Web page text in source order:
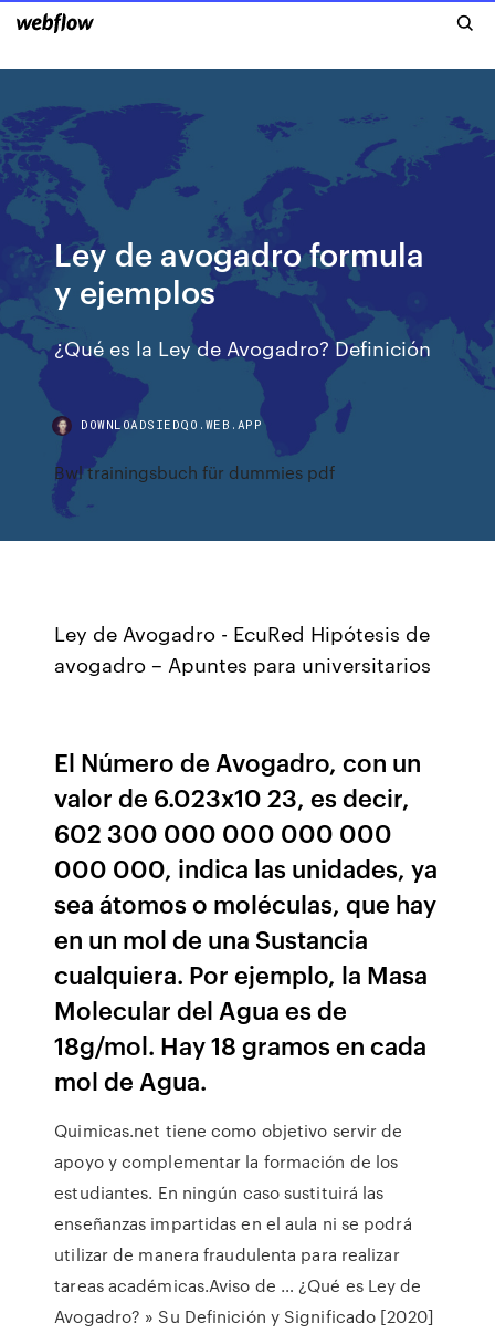
Ley de avogadro formula
y ejemplos
¿Qué es la Ley de Avogadro? Definición
DOWNLOADSIEDQO.WEB.APP
Bwl trainingsbuch für dummies pdf
Ley de Avogadro - EcuRed Hipótesis de
avogadro – Apuntes para universitarios
El Número de Avogadro, con un
valor de 6.023x10 23, es decir,
602 300 000 000 000 000
000 000, indica las unidades, ya
sea átomos o moléculas, que hay
en un mol de una Sustancia
cualquiera. Por ejemplo, la Masa
Molecular del Agua es de
18g/mol. Hay 18 gramos en cada
mol de Agua.
Quimicas.net tiene como objetivo servir de
apoyo y complementar la formación de los
estudiantes. En ningún caso sustituirá las
enseñanzas impartidas en el aula ni se podrá
utilizar de manera fraudulenta para realizar
tareas académicas.Aviso de … ¿Qué es Ley de
Avogadro? » Su Definición y Significado [2020]